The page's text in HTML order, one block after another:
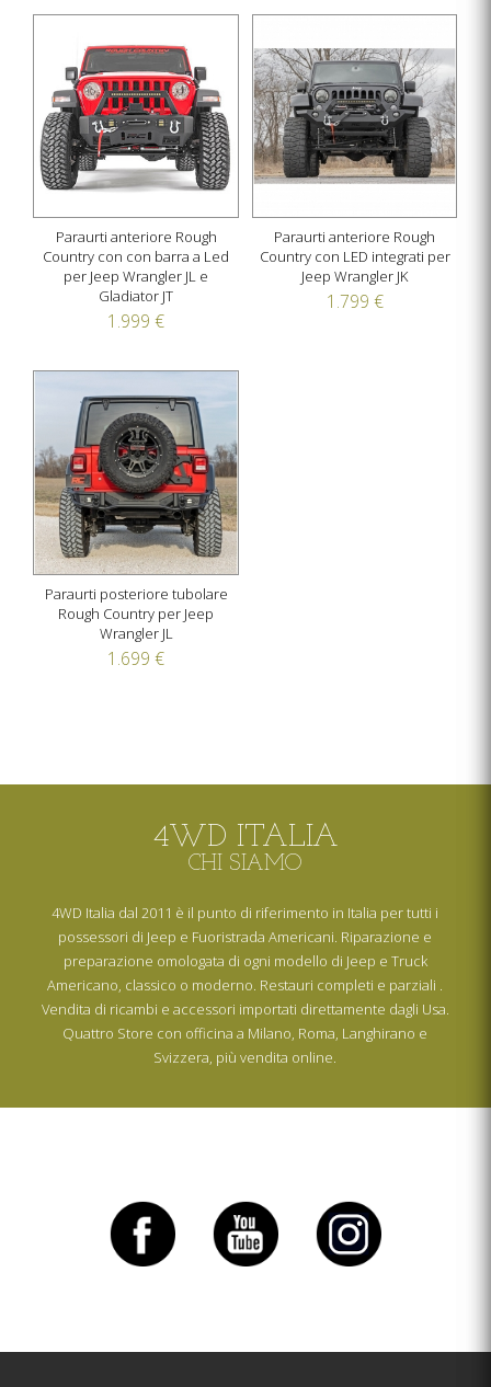
Paraurti anteriore Rough
Country con con barra a Led
per Jeep Wrangler JL e
Gladiator JT
1.999 €
Paraurti anteriore Rough
Country con LED integrati per
Jeep Wrangler JK
1.799 €
Paraurti posteriore tubolare
Rough Country per Jeep
Wrangler JL
1.699 €
4WD ITALIA
CHI SIAMO
4WD Italia dal 2011 è il punto di riferimento in Italia per tutti i
possessori di Jeep e Fuoristrada Americani. Riparazione e
preparazione omologata di ogni modello di Jeep e Truck
Americano, classico o moderno. Restauri completi e parziali .
Vendita di ricambi e accessori importati direttamente dagli Usa.
Quattro Store con officina a Milano, Roma, Langhirano e
Svizzera, più vendita online.